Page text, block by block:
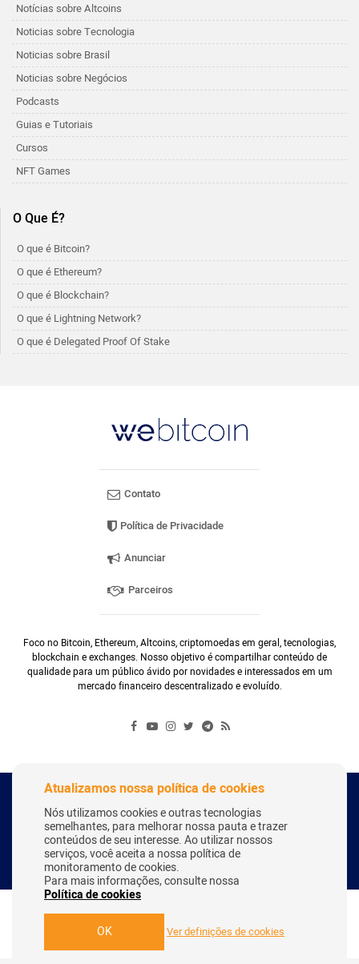
Notícias sobre Altcoins
Noticias sobre Tecnologia
Noticias sobre Brasil
Noticias sobre Negócios
Podcasts
Guias e Tutoriais
Cursos
NFT Games
O Que É?
O que é Bitcoin?
O que é Ethereum?
O que é Blockchain?
O que é Lightning Network?
O que é Delegated Proof Of Stake
Contato
Política de Privacidade
Anunciar
Parceiros
Foco no Bitcoin, Ethereum, Altcoins, criptomoedas em geral, tecnologias,
blockchain e exchanges. Nosso objetivo é compartilhar conteúdo de
qualidade para um público ávido por novidades e interessados em um
mercado financeiro descentralizado e evoluído.
Copyright Webitcoin 2018 - Todos os Direitos Reservados
Desenvolvido por: Herick Correa
Atualizamos nossa política de cookies
Nós utilizamos cookies e outras tecnologias
semelhantes, para melhorar nossa pauta e trazer
conteúdos de seu interesse. Ao utilizar nossos
serviços, você aceita a nossa política de
monitoramento de cookies.
Para mais informações, consulte nossa
Política de cookies
OK Ver definições de cookies